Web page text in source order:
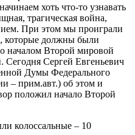
хоть что-то узнавать
трагическая война,
При этом мы проиграли
которые должны были
началом Второй мировой
Сегодня Сергей Евгеньевич
Думы Федерального
– прим.авт.) об этом и
положил начало Второй
колоссальные – 10